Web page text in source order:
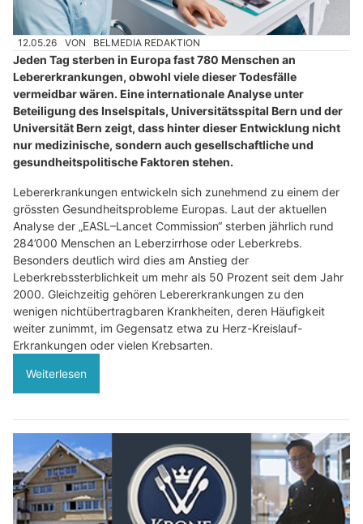
12.05.26 VON BELMEDIA REDAKTION
Jeden Tag sterben in Europa fast 780 Menschen an
Lebererkrankungen, obwohl viele dieser Todesfälle
vermeidbar wären. Eine internationale Analyse unter
Beteiligung des Inselspitals, Universitätsspital Bern und der
Universität Bern zeigt, dass hinter dieser Entwicklung nicht
nur medizinische, sondern auch gesellschaftliche und
gesundheitspolitische Faktoren stehen.
Lebererkrankungen entwickeln sich zunehmend zu einem der
grössten Gesundheitsprobleme Europas. Laut der aktuellen
Analyse der „EASL–Lancet Commission“ sterben jährlich rund
284’000 Menschen an Leberzirrhose oder Leberkrebs.
Besonders deutlich wird dies am Anstieg der
Leberkrebssterblichkeit um mehr als 50 Prozent seit dem Jahr
2000. Gleichzeitig gehören Lebererkrankungen zu den
wenigen nichtübertragbaren Krankheiten, deren Häufigkeit
weiter zunimmt, im Gegensatz etwa zu Herz-Kreislauf-
Erkrankungen oder vielen Krebsarten.
Weiterlesen